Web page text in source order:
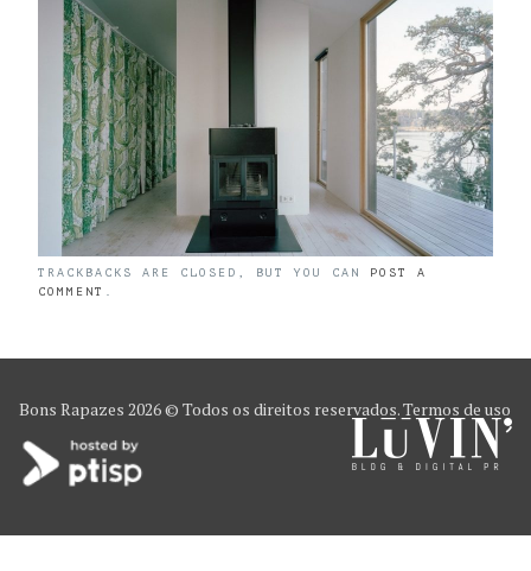
TRACKBACKS ARE CLOSED, BUT YOU CAN POST A
COMMENT
Bons Rapazes 2026 © Todos os direitos reservados.Termos de uso